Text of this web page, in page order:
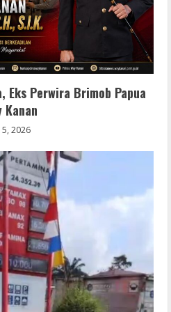
Eks Perwira Brimob Papua
Kanan
2026